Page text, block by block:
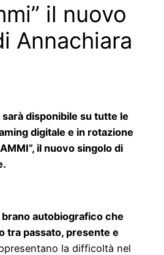
il nuovo
Annachiara
disponibile su tutte le
digitale e in rotazione
il nuovo singolo di
brano autobiografico che
tra passato, presente e
la difficoltà nel